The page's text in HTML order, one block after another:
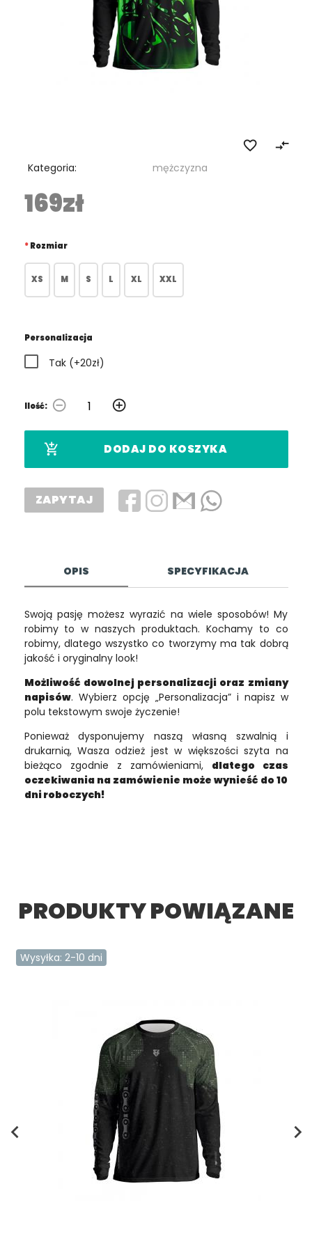
favorite_border compare_arrows
Kategoria: mężczyzna
169zł
Rozmiar
XS M S L XL XXL
Personalizacja
Tak (+20zł)
Ilość: remove_circle_outline add_circle_outline
add_shopping_cart DODAJ DO KOSZYKA
ZAPYTAJ
OPIS SPECYFIKACJA
Swoją pasję możesz wyrazić na wiele sposobów! My
robimy to w naszych produktach. Kochamy to co
robimy, dlatego wszystko co tworzymy ma tak dobrą
jakość i oryginalny look!
Możliwość dowolnej personalizacji oraz zmiany
napisów. Wybierz opcję „Personalizacja” i napisz w
polu tekstowym swoje życzenie!
Ponieważ dysponujemy naszą własną szwalnią i
drukarnią, Wasza odzież jest w większości szyta na
bieżąco zgodnie z zamówieniami, dlatego czas
oczekiwania na zamówienie może wynieść do 10
dni roboczych!
PRODUKTY POWIĄZANE
Wysyłka: 2-10 dni